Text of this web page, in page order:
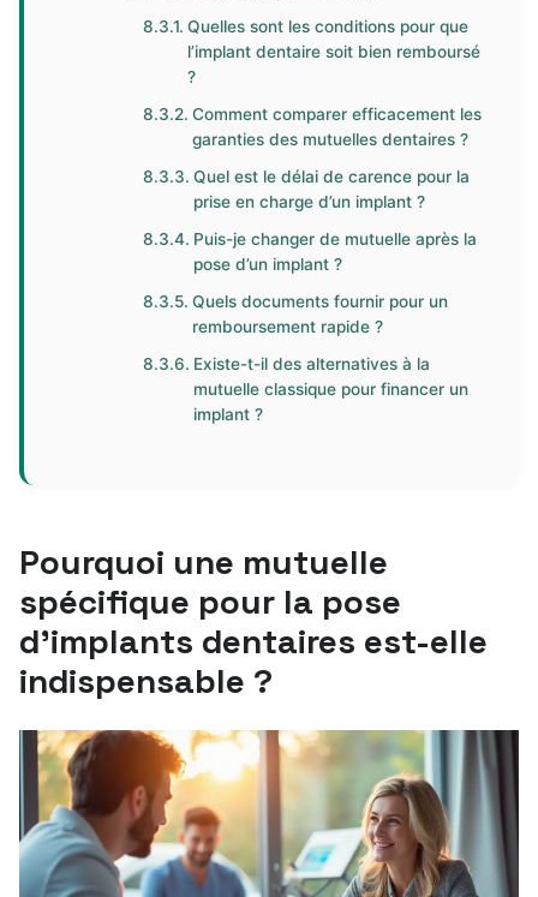
Quelles sont les conditions pour que
l’implant dentaire soit bien remboursé
?
Comment comparer efficacement les
garanties des mutuelles dentaires ?
Quel est le délai de carence pour la
prise en charge d’un implant ?
Puis-je changer de mutuelle après la
pose d’un implant ?
Quels documents fournir pour un
remboursement rapide ?
Existe-t-il des alternatives à la
mutuelle classique pour financer un
implant ?
Pourquoi une mutuelle
spécifique pour la pose
d’implants dentaires est-elle
indispensable ?